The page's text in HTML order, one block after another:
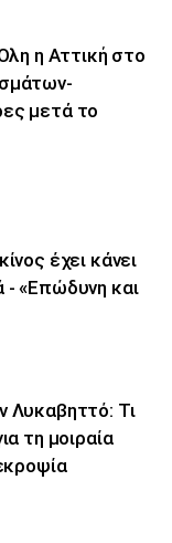
η Αττική στο
μετά το
έχει κάνει
«Επώδυνη και
Λυκαβηττό: Τι
τη μοιραία